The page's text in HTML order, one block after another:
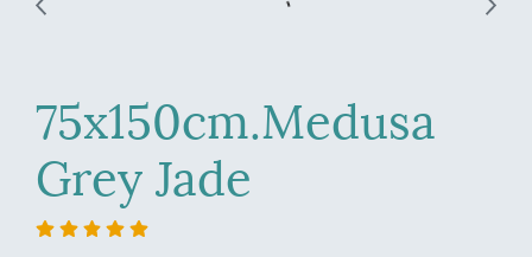
75x150cm.Medusa
Grey Jade